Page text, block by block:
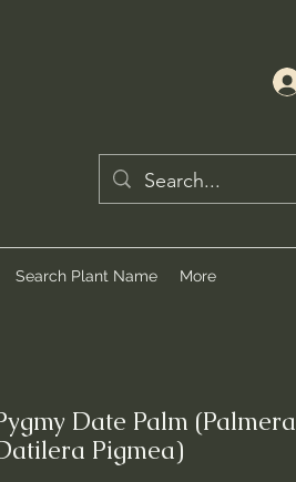
Search Plant Name More
Date Palm (Palmera
Pigmea)